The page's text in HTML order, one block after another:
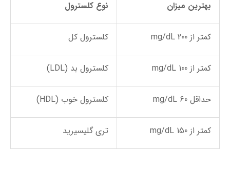
بهترین میزان نوع کلسترول
کمتر از 200 mg/dL کلسترول کل
کمتر از 100 mg/dL کلسترول بد (LDL)
حداقل 60 mg/dL کلسترول خوب (HDL)
کمتر از 150 mg/dL تری گلیسیرید